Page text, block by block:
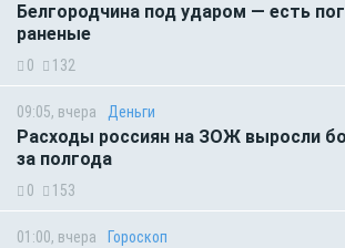
Белгородчина под ударом — есть
раненые
0 132
09:05, вчера Деньги
Расходы россиян на ЗОЖ выросли
за полгода
0 153
01:00, вчера Гороскоп